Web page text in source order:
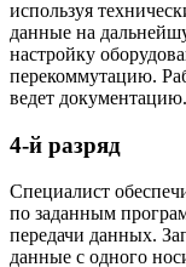
используя
данные на
настройку
перекоммутацию.
ведет документацию.
4-й разряд
Специалист
по заданным
передачи данных.
данные с одного